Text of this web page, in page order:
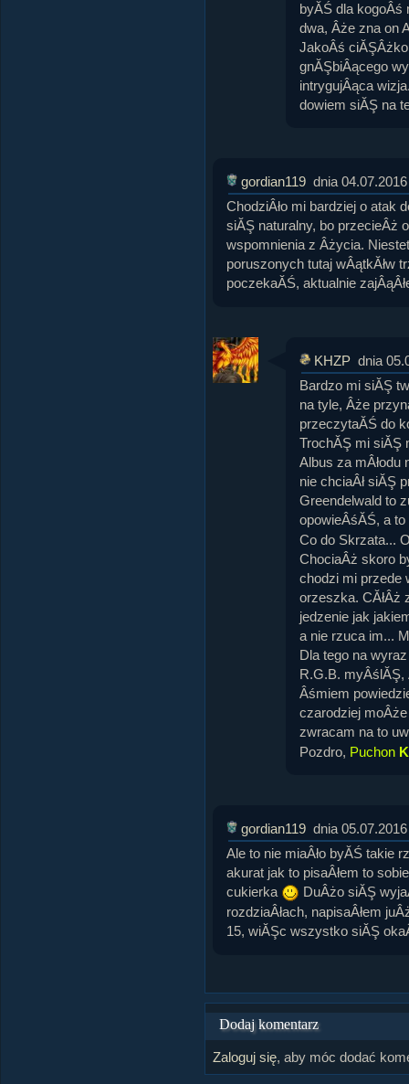
byĂŚ dla kogoÂś
dwa, Âże zna on
JakoÂś
gnĂŞbiÂącego
intrygujÂąca
dowiem siĂŞ na
gordian119 dnia
ChodziÂło mi bardziej o atak
siĂŞ naturalny, bo przecieÂż
wspomnienia z Âżycia.
poruszonych tutaj wÂątkĂłw
poczekaĂŚ, aktualnie
KHZP dnia
Bardzo mi siĂŞ
na tyle, Âże
przeczytaĂŚ do
TrochĂŞ mi siĂŞ
Albus za mÂłodu
nie chciaÂł siĂŞ
Greendelwald to
opowieÂśĂŚ, a to
Co do Skrzata...
ChociaÂż skoro
chodzi mi przede
orzeszka. CĂłÂż
jedzenie jak
a nie rzuca im...
Dla tego na
R.G.B. myÂślĂŞ,
Âśmiem
czarodziej
zwracam na to
Pozdro, Puchon
gordian119 dnia
Ale to nie miaÂło byĂŚ takie
akurat jak to pisaÂłem to
cukierka
DuÂżo siĂŞ
rozdziaÂłach, napisaÂłem
15, wiĂŞc wszystko siĂŞ
Dodaj komentarz
Zaloguj się, aby móc dodać